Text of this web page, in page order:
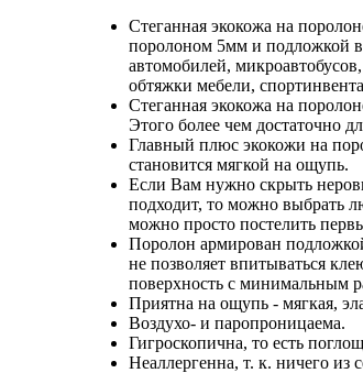
Стеганная экокожа на
поролоном 5мм и подложкой в
автомобилей,
обтяжки мебели,
Стеганная экокожа на
Этого более чем достаточно
Главный плюс экокожи на
становится мягкой на ощупь.
Если Вам нужно скрыть
подходит, то можно выбрать
можно просто постелить
Поролон армирован
не позволяет впитываться
поверхность с минимальным
Приятна на ощупь - мягкая,
Воздухо- и паропроницаема.
Гигроскопична, то есть
Неаллергенна, т. к. ничего из